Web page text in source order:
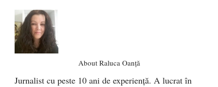
About Raluca Oanță
Jurnalist cu peste 10 ani de experiență. A lucrat în